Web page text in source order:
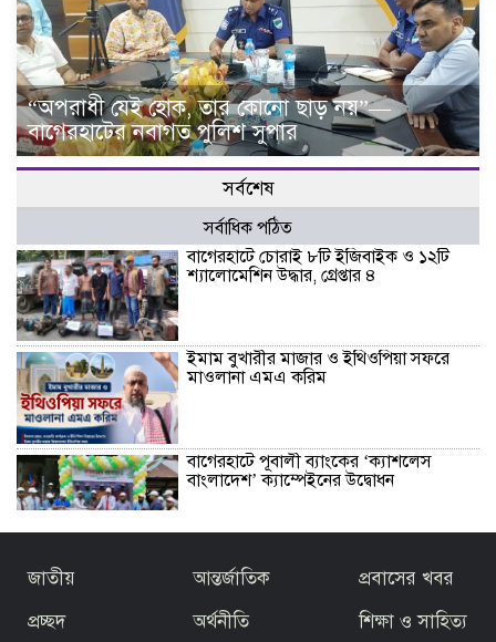
“অপরাধী যেই হোক, তার কোনো ছাড় নয়”—
বাগেরহাটের নবাগত পুলিশ সুপার
সর্বশেষ
সর্বাধিক পঠিত
বাগেরহাটে চোরাই ৮টি ইজিবাইক ও ১২টি
শ্যালোমেশিন উদ্ধার, গ্রেপ্তার ৪
ইমাম বুখারীর মাজার ও ইথিওপিয়া সফরে
মাওলানা এমএ করিম
বাগেরহাটে পূবালী ব্যাংকের ‘ক্যাশলেস
বাংলাদেশ’ ক্যাম্পেইনের উদ্বোধন
বাজেটকে সময়োপযোগী ও জনকল্যাণমুখী
আখ্যা দিলেন মাওলানা এম.এ. করিম ইবনে
জাতীয়
প্রচ্ছদ
আন্তর্জাতিক
অর্থনীতি
প্রবাসের খবর
শিক্ষা ও সাহিত্য